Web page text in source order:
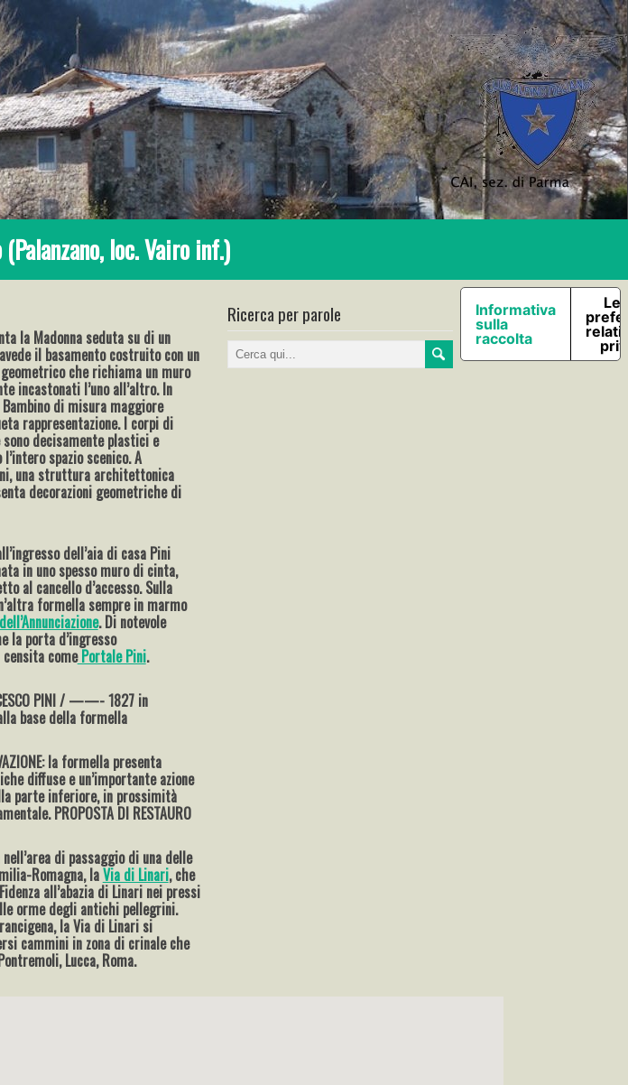
loc. Vairo inf.)
la Madonna seduta su di un
il basamento costruito con un
che richiama un muro
incastonati l’uno all’altro. In
di misura maggiore
rappresentazione. I corpi di
decisamente plastici e
spazio scenico. A
una struttura architettonica
decorazioni geometriche di
dell’aia di casa Pini
in uno spesso muro di cinta,
al cancello d’accesso. Sulla
formella sempre in marmo
. Di notevole
la porta d’ingresso
censita comePortale Pini.
PINI / ——- 1827 in
base della formella
la formella presenta
diffuse e un’importante azione
parte inferiore, in prossimità
PROPOSTA DI RESTAURO
di passaggio di una delle
Romagna, laVia di Linari, che
all’abazia di Linari nei pressi
orme degli antichi pellegrini.
la Via di Linari si
cammini in zona di crinale che
Lucca, Roma.
Ricerca per parole
Informativa
sulla
raccolta
Le